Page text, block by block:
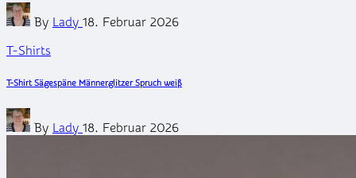
Posted
by
By Lady 18. Februar 2026
Posted
T-Shirts
T-Shirt Sägespäne Männerglitzer Spruch weiß
Posted
by
By Lady 18. Februar 2026